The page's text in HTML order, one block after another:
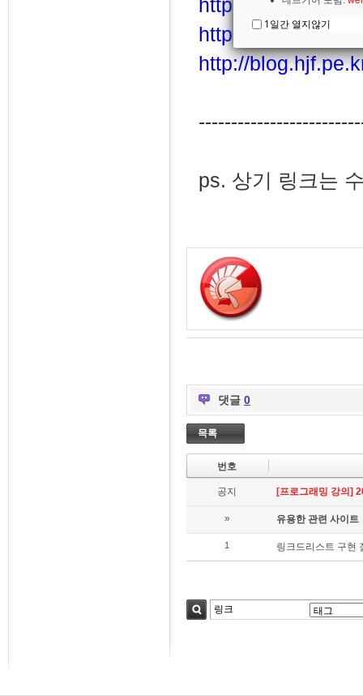
http://
http://
http://
ps. 상기 링크는
댓글 0
목록
번호
공지 [프로그래밍 강의]
» 유용한 관련 사이트
1 링크드리스트 구현
1일간 열지않기